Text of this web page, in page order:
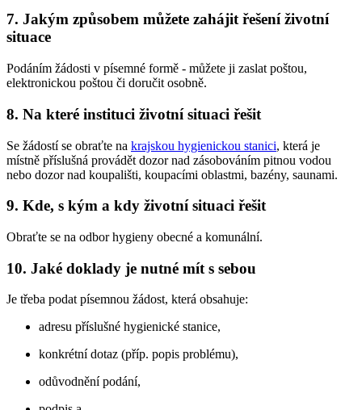
7. Jakým způsobem můžete zahájit řešení životní
situace
Podáním žádosti v písemné formě - můžete ji zaslat poštou,
elektronickou poštou či doručit osobně.
8. Na které instituci životní situaci řešit
Se žádostí se obraťte na krajskou hygienickou stanici, která je
místně příslušná provádět dozor nad zásobováním pitnou vodou
nebo dozor nad koupališti, koupacími oblastmi, bazény, saunami.
9. Kde, s kým a kdy životní situaci řešit
Obraťte se na odbor hygieny obecné a komunální.
10. Jaké doklady je nutné mít s sebou
Je třeba podat písemnou žádost, která obsahuje:
adresu příslušné hygienické stanice,
konkrétní dotaz (příp. popis problému),
odůvodnění podání,